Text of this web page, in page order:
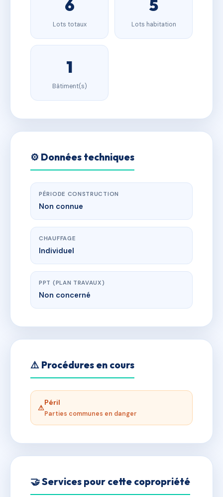
6
Lots totaux
5
Lots habitation
1
Bâtiment(s)
⚙️ Données techniques
PÉRIODE CONSTRUCTION
Non connue
CHAUFFAGE
Individuel
PPT (PLAN TRAVAUX)
Non concerné
⚠️ Procédures en cours
⚠
Péril
Parties communes en danger
🤝 Services pour cette copropriété